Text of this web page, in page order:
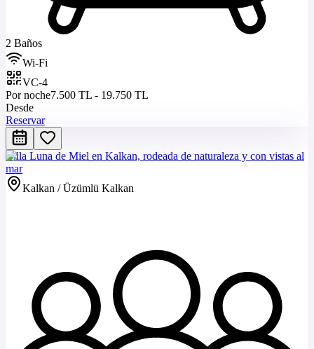
2 Baños
Wi-Fi
VC-4
Por noche7.500 TL - 19.750 TL
Desde
Reservar
Villa Luna de Miel en Kalkan, rodeada de naturaleza y con vistas al
mar
Kalkan / Üzümlü Kalkan